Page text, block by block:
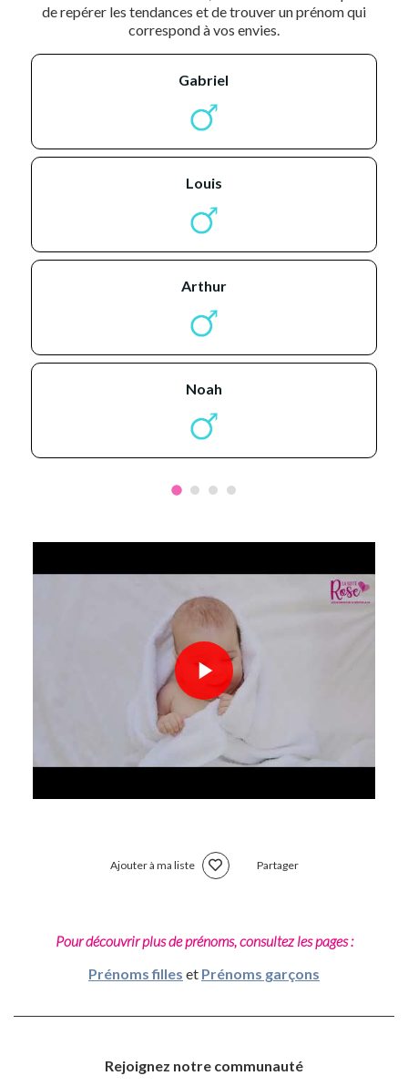
de repérer les tendances et de trouver un prénom qui
correspond à vos envies.
gabriel
louis
arthur
noah
Ajouter à ma liste Partager
Pour découvrir plus de prénoms, consultez les pages :
Prénoms filles et Prénoms garçons
Rejoignez notre communauté